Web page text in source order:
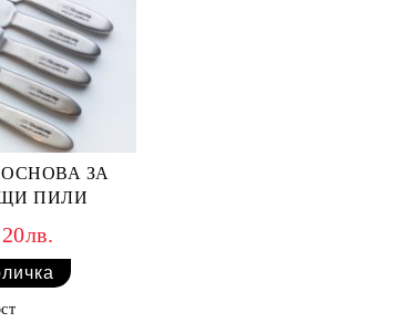
ЗА
ПИЛИ